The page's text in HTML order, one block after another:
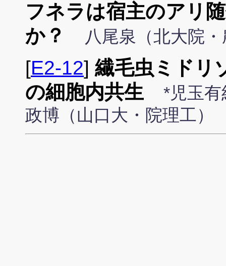
フネラは宿主のアリ
か？
八尾泉（北大院
[E2-12] 繊毛虫ミドリ
の細胞内共生
*児玉
政博（山口大・院理工）